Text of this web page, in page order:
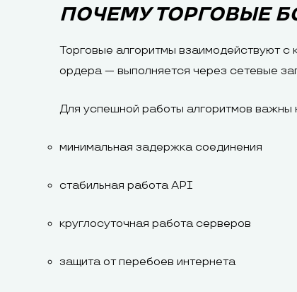
ПОЧЕМУ ТОРГОВЫЕ
Торговые алгоритмы взаимодействуют
ордера — выполняется через сетевые
Для успешной работы алгоритмов важны
минимальная задержка соединения
стабильная работа API
круглосуточная работа серверов
защита от перебоев интернета